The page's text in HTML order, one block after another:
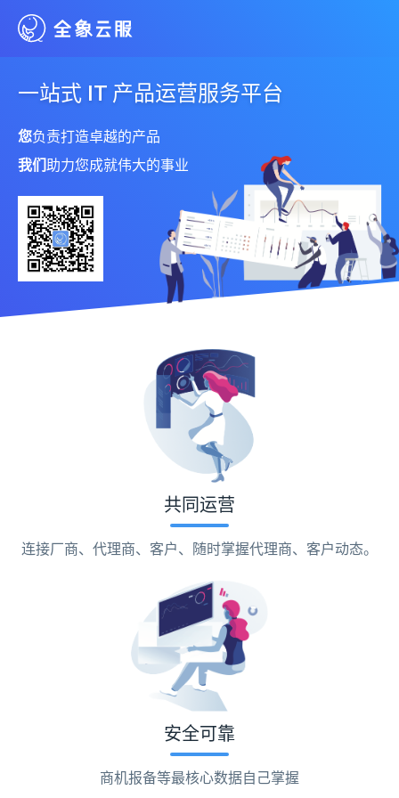
一站式 IT 产品运营服务平台
您负责打造卓越的产品
我们助力您成就伟大的事业
共同运营
连接厂商、代理商、客户、随时掌握代理商、客户动态。
安全可靠
商机报备等最核心数据自己掌握